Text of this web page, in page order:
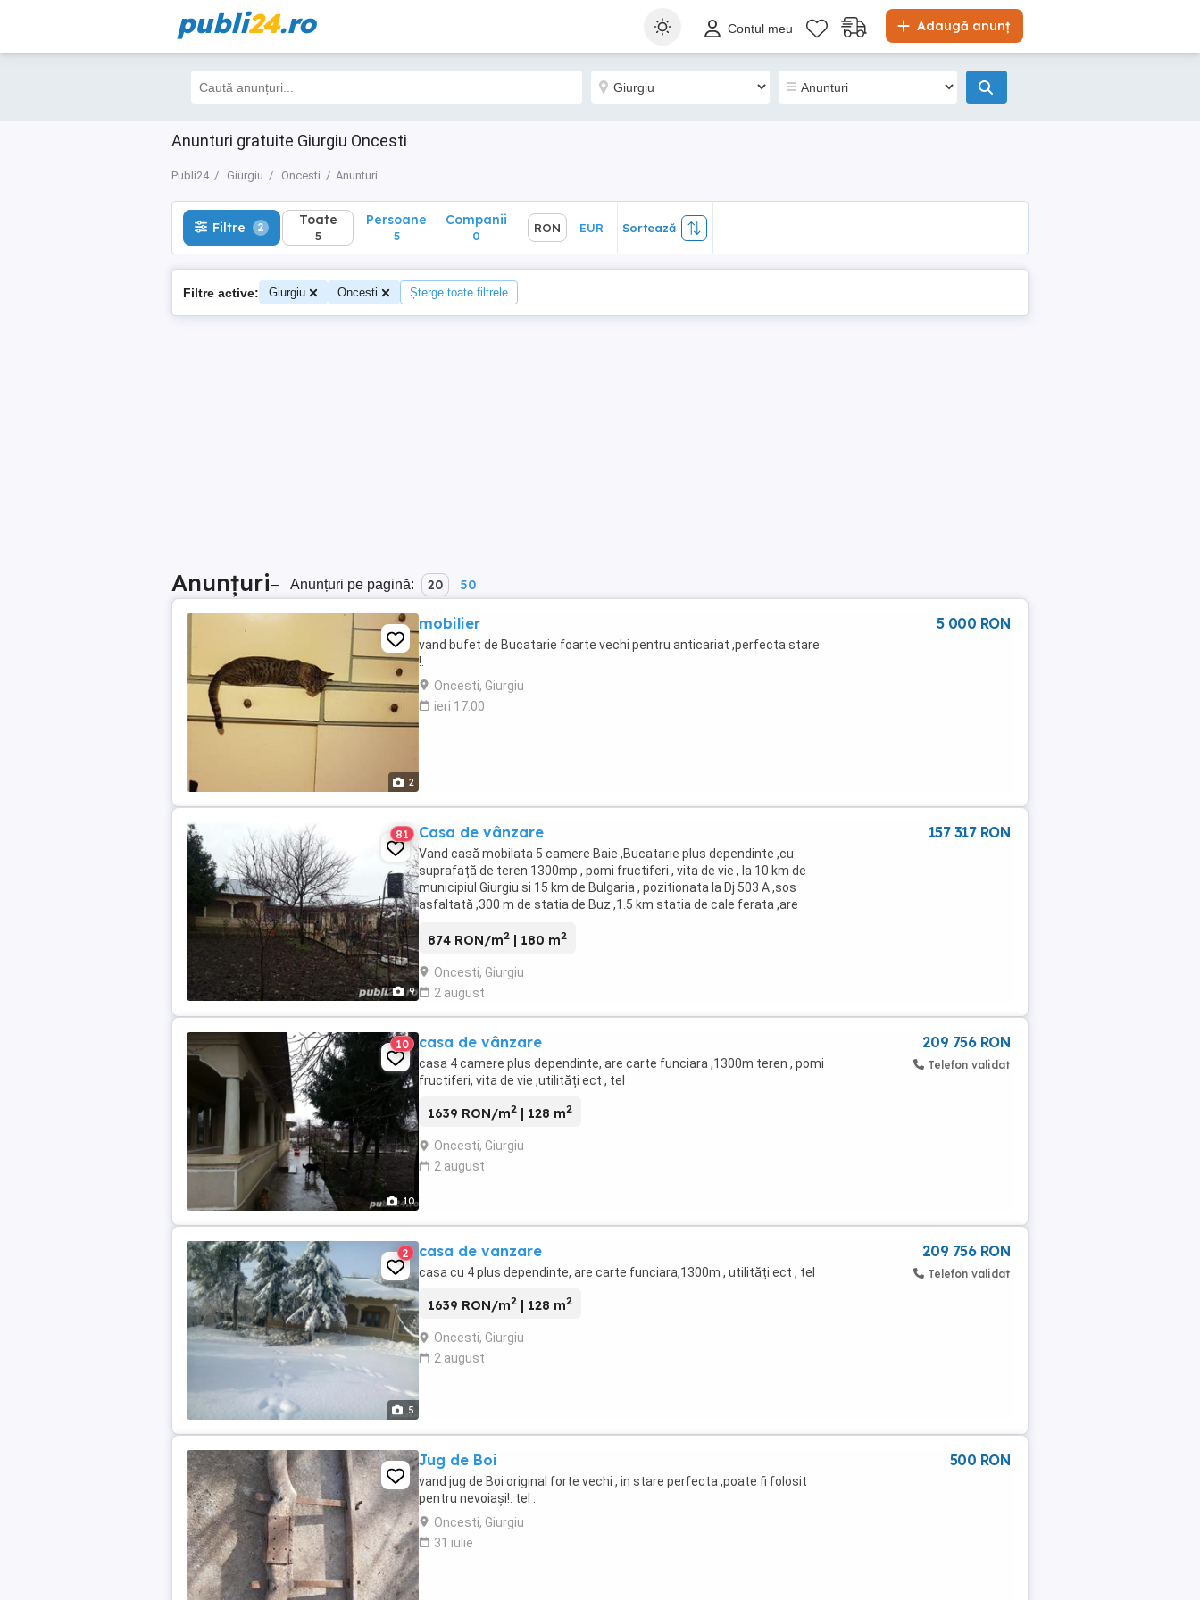
publi24.ro Adaugă anunț
Contul meu
Anunturi gratuite Giurgiu Oncesti
Publi24 Giurgiu Oncesti Anunturi
Filtre 2 Toate
5
Sortează
Filtre 2 Toate
5
Persoane
5
Companii
0
RON EUR Sortează
Filtre active: Giurgiu Oncesti Șterge toate filtrele
Anunțuri– Anunțuri pe pagină: 20 50
2
mobilier
vand bufet de Bucatarie foarte vechi pentru anticariat ,perfecta stare
!.
Oncesti, Giurgiu
ieri 17:00
5 000 RON
9
81 Casa de vânzare
Vand casă mobilata 5 camere Baie ,Bucatarie plus dependinte ,cu
suprafață de teren 1300mp , pomi fructiferi , vita de vie , la 10 km de
municipiul Giurgiu si 15 km de Bulgaria , pozitionata la Dj 503 A ,sos
asfaltată ,300 m de statia de Buz ,1.5 km statia de cale ferata ,are
874 RON/m2 | 180 m2
Oncesti, Giurgiu
2 august
157 317 RON
10
10 casa de vânzare
casa 4 camere plus dependinte, are carte funciara ,1300m teren , pomi
fructiferi, vita de vie ,utilități ect , tel .
1639 RON/m2 | 128 m2
Oncesti, Giurgiu
2 august
209 756 RON
Telefon validat
5
2 casa de vanzare
casa cu 4 plus dependinte, are carte funciara,1300m , utilități ect , tel
1639 RON/m2 | 128 m2
Oncesti, Giurgiu
2 august
209 756 RON
Telefon validat
Jug de Boi
vand jug de Boi original forte vechi , in stare perfecta ,poate fi folosit
pentru nevoiași!. tel .
Oncesti, Giurgiu
31 iulie
500 RON